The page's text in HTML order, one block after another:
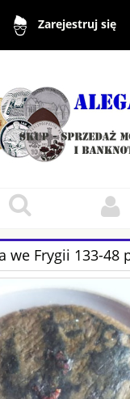
Zarejestruj się
we Frygii 133-48